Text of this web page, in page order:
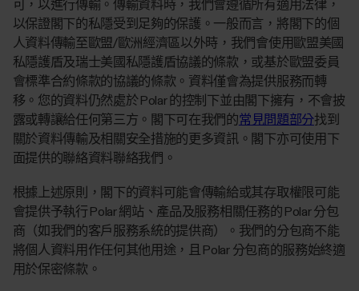
可，以進行傳輸。傳輸資料時，我們會遵循所有適用法律，
以保證閣下的私隱受到足夠的保護。一般而言，將閣下的個
人資料傳輸至歐盟/歐洲經濟區以外時，我們會使用歐盟美國
私隱護盾及瑞士美國私隱護盾協議的條款，或基於歐盟委員
會標準合約條款的協議的條款。資料僅會為提供服務而轉
移。您的資料仍然處於 Polar 的控制下並由閣下擁有，不會披
露或轉讓給任何第三方。閣下可在我們的常見問題部分找到
關於資料傳輸及相關安全措施的更多資訊。閣下亦可使用下
面提供的聯絡資料聯絡我們。
根據上述原則，閣下的資料可能會傳輸給或其存取權限可能
會提供予執行 Polar 網站、產品及服務相關任務的 Polar 分包
商（如我們的客戶服務系統的提供商）。我們的分包商不能
將個人資料用作任何其他用途，且 Polar 分包商的服務始終適
用於保密條款。